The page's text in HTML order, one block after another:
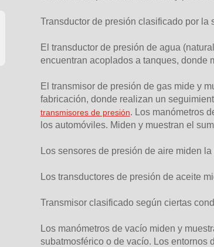
Transductor de presión clasificado por la
El transductor de presión de agua
encuentran acoplados a tanques, donde
El transmisor de presión de gas mide y
fabricación, donde realizan un
transmisores de presión. Los manómetros
los automóviles. Miden y muestran el
Los sensores de presión de aire miden
Los transductores de presión de aceite
Transmisor clasificado según ciertas
Los manómetros de vacío miden y
subatmosférico o de vacío. Los entornos